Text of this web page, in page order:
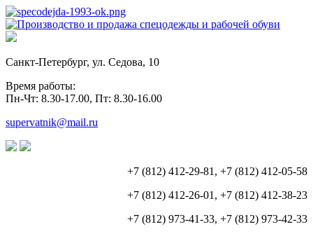
Санкт-Петербург, ул. Седова, 10
Время работы:
Пн-Чт: 8.30-17.00, Пт: 8.30-16.00
supervatnik@mail.ru
+7 (812) 412-29-81, +7 (812) 412-05-58
+7 (812) 412-26-01, +7 (812) 412-38-23
+7 (812) 973-41-33, +7 (812) 973-42-33